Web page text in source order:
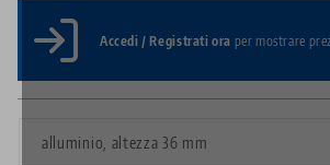
Accedi / Registrati ora per mostrare
alluminio, altezza 36 mm